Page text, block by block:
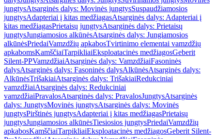
jungtysAtsarginės dalys: Movinės jungtysSuspaudžiamosios
jungtysAdapteriai į kitas medžiagasAtsarginės dalys: Adapteriai į
kitas medžiagasPrietaisų jungtysAtsarginės dalys: Prietaisų
jungtysJungiamosios alkūnėsAtsarginės dalys: Jungiamosios
alkūnėsPriedaiVamzdžių apkabosTvirtinimo elementai vamzdžių
apkabomsKamščiaiTarpikliaiEksploatacinės medžiagosGeberit
Silent-PPVamzdžiaiAtsarginės dalys: VamzdžiaiFasoninės
dalysAtsarginės dalys: Fasoninės dalysAlkūnėsAtsarginės dalys:
AlkūnėsTrišakiaiAtsarginės dalys: TrišakiaiRedukciniai
vamzdžiaiAtsarginės dalys: Redukciniai
vamzdžiaiPravalosAtsarginės dalys: PravalosJungtysAtsarginės
dalys: JungtysMovinės jungtysAtsarginės dalys: Movinės
jungtysPirštinės jungtysAdapteriai į kitas medžiagasPrietaisų
jungtysJungiamosios alkūnėsTiesiosios jungtysPriedaiVamzdžių
apkabosKamščiaiTarpikliaiEksploatacinės medžiagosGeberit Silent-